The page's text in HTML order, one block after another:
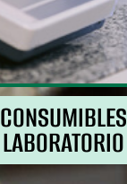
CONSUMIBLES
LABORATORIO